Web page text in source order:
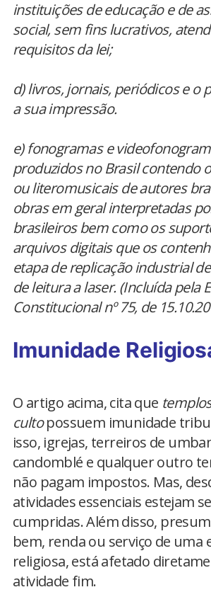
instituições de educação e de
social, sem fins lucrativos,
requisitos da lei;
d) livros, jornais, periódicos e o
a sua impressão.
e) fonogramas e
produzidos no Brasil contendo
ou literomusicais de autores
obras em geral interpretadas
brasileiros bem como os
arquivos digitais que os
etapa de replicação industrial
de leitura a laser. (Incluída pela
Constitucional nº 75, de
Imunidade
O artigo acima, cita que
cultopossuem imunidade
isso, igrejas, terreiros de
candomblé e qualquer outro
não pagam impostos. Mas,
atividades essenciais estejam
cumpridas. Além disso,
bem, renda ou serviço de uma
religiosa, está afetado
atividade fim.